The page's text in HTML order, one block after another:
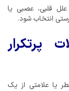
قلبی، عصبی یا
انتخاب شود.
پرتکرار
یا علامتی از یک